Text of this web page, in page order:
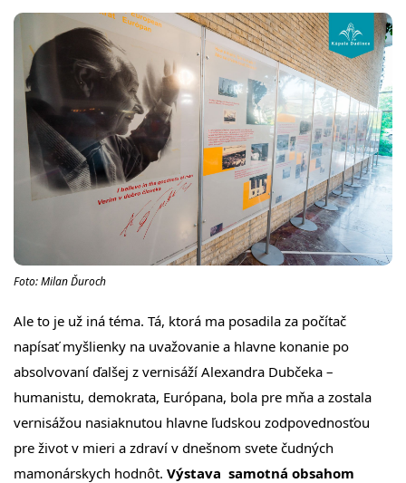
Foto: Milan Ďuroch
Ale to je už iná téma. Tá, ktorá ma posadila za počítač
napísať myšlienky na uvažovanie a hlavne konanie po
absolvovaní ďalšej z vernisáží Alexandra Dubčeka –
humanistu, demokrata, Európana, bola pre mňa a zostala
vernisážou nasiaknutou hlavne ľudskou zodpovednosťou
pre život v mieri a zdraví v dnešnom svete čudných
mamonárskych hodnôt. Výstava samotná obsahom